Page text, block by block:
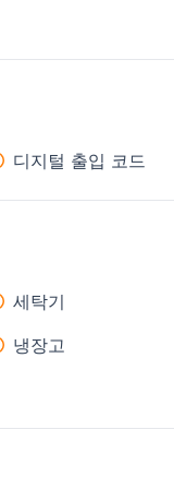
디지털 출입 코드
세탁기
냉장고